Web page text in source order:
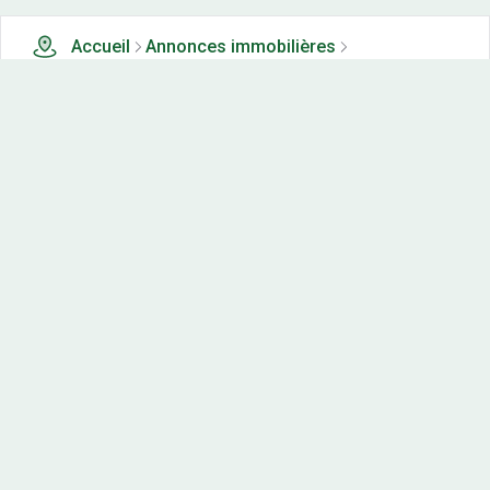
Accueil
Annonces immobilières